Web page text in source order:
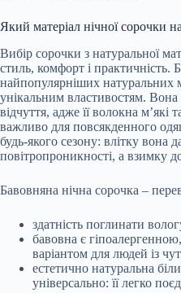
Який матеріал нічної сорочки
Вибір сорочки з натуральної
стиль, комфорт і практичність.
найпопулярніших натуральних
унікальним властивостям. Вона
відчуття, адже її волокна
важливо для повсякденного
будь-якого сезону: влітку вона
повітропроникності, а взимку
Бавовняна нічна сорочка –
здатність поглинати
бавовна є
варіантом для людей із
естетично натуральна
універсально: її легко